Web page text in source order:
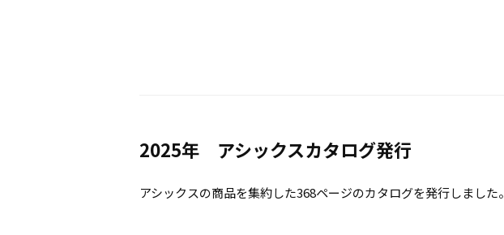
2025年 アシックスカタログ発行
アシックスの商品を集約した368ページのカタログを発行しました。